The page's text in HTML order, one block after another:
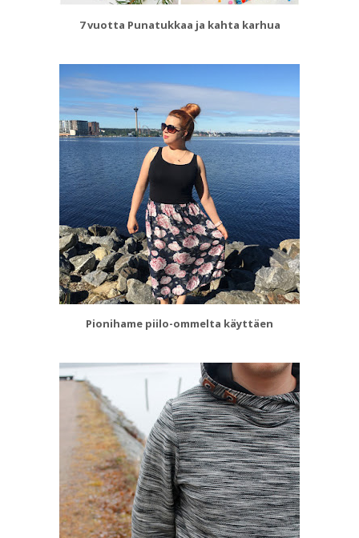
7 vuotta Punatukkaa ja kahta karhua
Pionihame piilo-ommelta käyttäen